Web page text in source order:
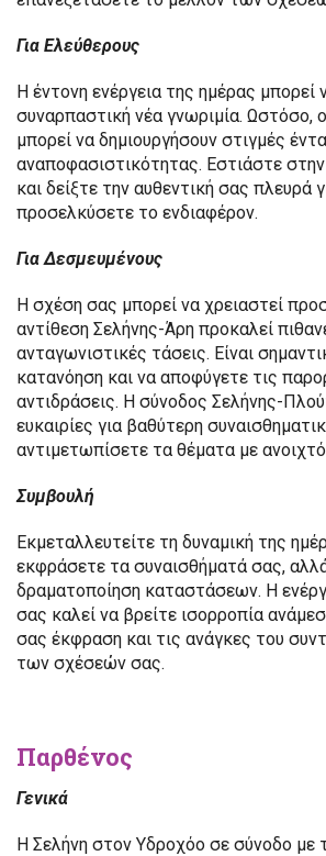
Για Ελεύθερους
Η έντονη ενέργεια της ημέρας μπορεί
συναρπαστική νέα γνωριμία. Ωστόσο,
μπορεί να δημιουργήσουν στιγμές
αναποφασιστικότητας. Εστιάστε
και δείξτε την αυθεντική σας πλευρά
προσελκύσετε το ενδιαφέρον.
Για Δεσμευμένους
Η σχέση σας μπορεί να χρειαστεί
αντίθεση Σελήνης-Άρη προκαλεί
ανταγωνιστικές τάσεις. Είναι
κατανόηση και να αποφύγετε τις
αντιδράσεις. Η σύνοδος Σελήνης-
ευκαιρίες για βαθύτερη
αντιμετωπίσετε τα θέματα με
Συμβουλή
Εκμεταλλευτείτε τη δυναμική της
εκφράσετε τα συναισθήματά σας,
δραματοποίηση καταστάσεων. Η
σας καλεί να βρείτε ισορροπία
σας έκφραση και τις ανάγκες του
των σχέσεών σας.
Παρθένος
Γενικά
Η Σελήνη στον Υδροχόο σε σύνοδο με